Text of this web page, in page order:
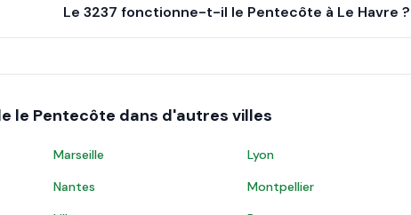
Le 3237 fonctionne-t-il le Pentecôte à Le Havre ?
le Pentecôte dans d'autres villes
Marseille Lyon
Nantes Montpellier